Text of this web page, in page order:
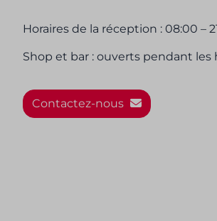
Horaires de la réception : 08:00 –
Shop et bar : ouverts pendant les
Contactez-nous